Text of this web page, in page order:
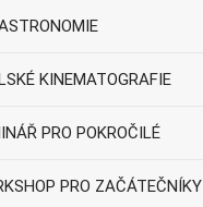
KINEMATOGRAFIE
PRO POKROČILÉ
PRO ZAČÁTEČNÍKY